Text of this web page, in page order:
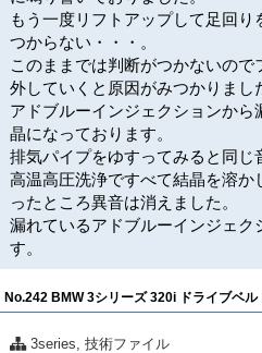
もう一度リフトアップして足回
つからない・・・。
このままでは判断がつかないの
外していくと原因がみつかりまし
アドブルーインジェクションか
晶になっております。
排気パイプをゆすってみると同じ
高温高圧洗浄ですべて結晶を溶
ったところ異音は消えました。
漏れているアドブルーインジェク
す。
No.242 BMW 3シリーズ 320i ドライブベ
3series ,技術ファイル